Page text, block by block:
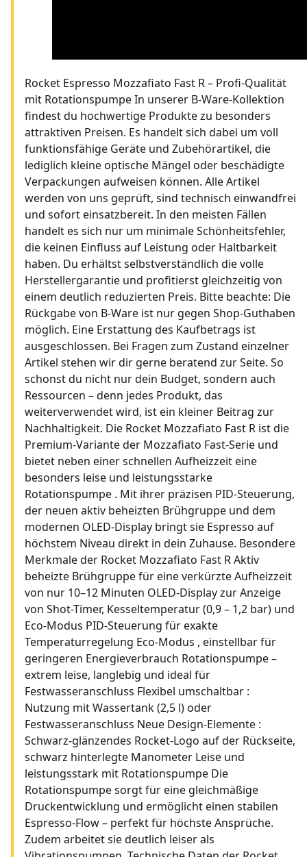
Rocket Espresso Mozzafiato Fast R – Profi-Qualität
mit Rotationspumpe In unserer B-Ware-Kollektion
findest du hochwertige Produkte zu besonders
attraktiven Preisen. Es handelt sich dabei um voll
funktionsfähige Geräte und Zubehörartikel, die
lediglich kleine optische Mängel oder beschädigte
Verpackungen aufweisen können. Alle Artikel
werden von uns geprüft, sind technisch einwandfrei
und sofort einsatzbereit. In den meisten Fällen
handelt es sich nur um minimale Schönheitsfehler,
die keinen Einfluss auf Leistung oder Haltbarkeit
haben. Du erhältst selbstverständlich die volle
Herstellergarantie und profitierst gleichzeitig von
einem deutlich reduzierten Preis. Bitte beachte: Die
Rückgabe von B-Ware ist nur gegen Shop-Guthaben
möglich. Eine Erstattung des Kaufbetrags ist
ausgeschlossen. Bei Fragen zum Zustand einzelner
Artikel stehen wir dir gerne beratend zur Seite. So
schonst du nicht nur dein Budget, sondern auch
Ressourcen – denn jedes Produkt, das
weiterverwendet wird, ist ein kleiner Beitrag zur
Nachhaltigkeit. Die Rocket Mozzafiato Fast R ist die
Premium-Variante der Mozzafiato Fast-Serie und
bietet neben einer schnellen Aufheizzeit eine
besonders leise und leistungsstarke
Rotationspumpe . Mit ihrer präzisen PID-Steuerung,
der neuen aktiv beheizten Brühgruppe und dem
modernen OLED-Display bringt sie Espresso auf
höchstem Niveau direkt in dein Zuhause. Besondere
Merkmale der Rocket Mozzafiato Fast R Aktiv
beheizte Brühgruppe für eine verkürzte Aufheizzeit
von nur 10–12 Minuten OLED-Display zur Anzeige
von Shot-Timer, Kesseltemperatur (0,9 – 1,2 bar) und
Eco-Modus PID-Steuerung für exakte
Temperaturregelung Eco-Modus , einstellbar für
geringeren Energieverbrauch Rotationspumpe –
extrem leise, langlebig und ideal für
Festwasseranschluss Flexibel umschaltbar :
Nutzung mit Wassertank (2,5 l) oder
Festwasseranschluss Neue Design-Elemente :
Schwarz-glänzendes Rocket-Logo auf der Rückseite,
schwarz hinterlegte Manometer Leise und
leistungsstark mit Rotationspumpe Die
Rotationspumpe sorgt für eine gleichmäßige
Druckentwicklung und ermöglicht einen stabilen
Espresso-Flow – perfekt für höchste Ansprüche.
Zudem arbeitet sie deutlich leiser als